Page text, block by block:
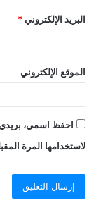
البريد الإلكتروني *
الموقع الإلكتروني
احفظ اسمي، بريدي
لاستخدامها المرة